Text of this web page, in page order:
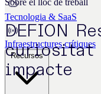
Tecnologia & SaaS
Infraestructures crítiques
Recursos
DEFION
curiositat
impacte